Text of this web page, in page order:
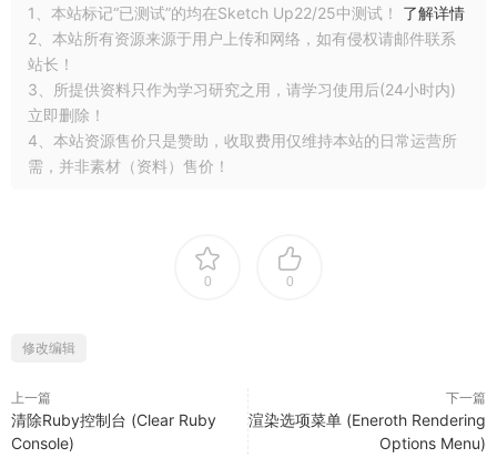
1、本站标记“已测试”的均在Sketch Up22/25中测试！ 了解详情
2、本站所有资源来源于用户上传和网络，如有侵权请邮件联系
站长！
3、所提供资料只作为学习研究之用，请学习使用后(24小时内)
立即删除！
4、本站资源售价只是赞助，收取费用仅维持本站的日常运营所
需，并非素材（资料）售价！
0 0
修改编辑
上一篇
清除Ruby控制台 (Clear Ruby
Console)
下一篇
渲染选项菜单 (Eneroth Rendering
Options Menu)